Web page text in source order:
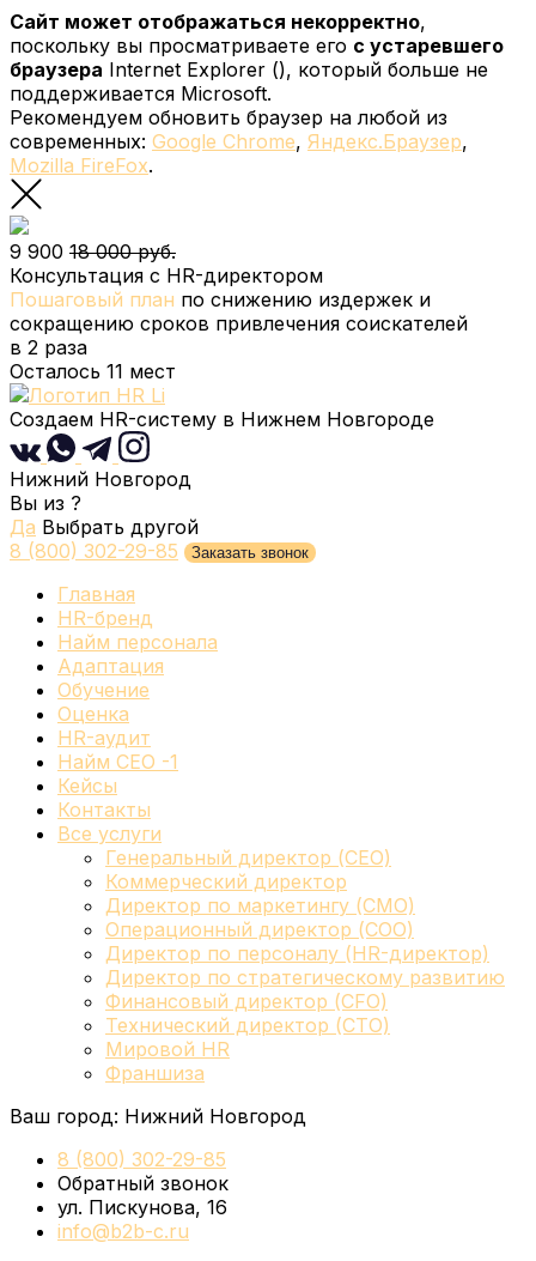
Сайт может отображаться некорректно,
поскольку вы просматриваете его с устаревшего
браузера Internet Explorer (), который больше не
поддерживается Microsoft.
Рекомендуем обновить браузер на любой из
современных: Google Chrome, Яндекс.Браузер,
Mozilla FireFox.
9 900 18 000 руб.
Консультация с HR-директором
Пошаговый план по снижению издержек и
сокращению сроков привлечения соискателей
в 2 раза
Осталось 11 мест
Создаем HR-систему в Нижнем Новгороде
Нижний Новгород
Вы из ?
Да Выбрать другой
8 (800) 302-29-85
Заказать звонок
Главная
HR-бренд
Найм персонала
Адаптация
Обучение
Оценка
HR-аудит
Найм СЕО -1
Кейсы
Контакты
Все услуги
Генеральный директор (CEO)
Коммерческий директор
Директор по маркетингу (CMO)
Операционный директор (COO)
Директор по персоналу (HR-директор)
Директор по стратегическому развитию
Финансовый директор (CFO)
Технический директор (CTO)
Мировой HR
Франшиза
Ваш город: Нижний Новгород
8 (800) 302-29-85
Обратный звонок
ул. Пискунова, 16
info@b2b-c.ru